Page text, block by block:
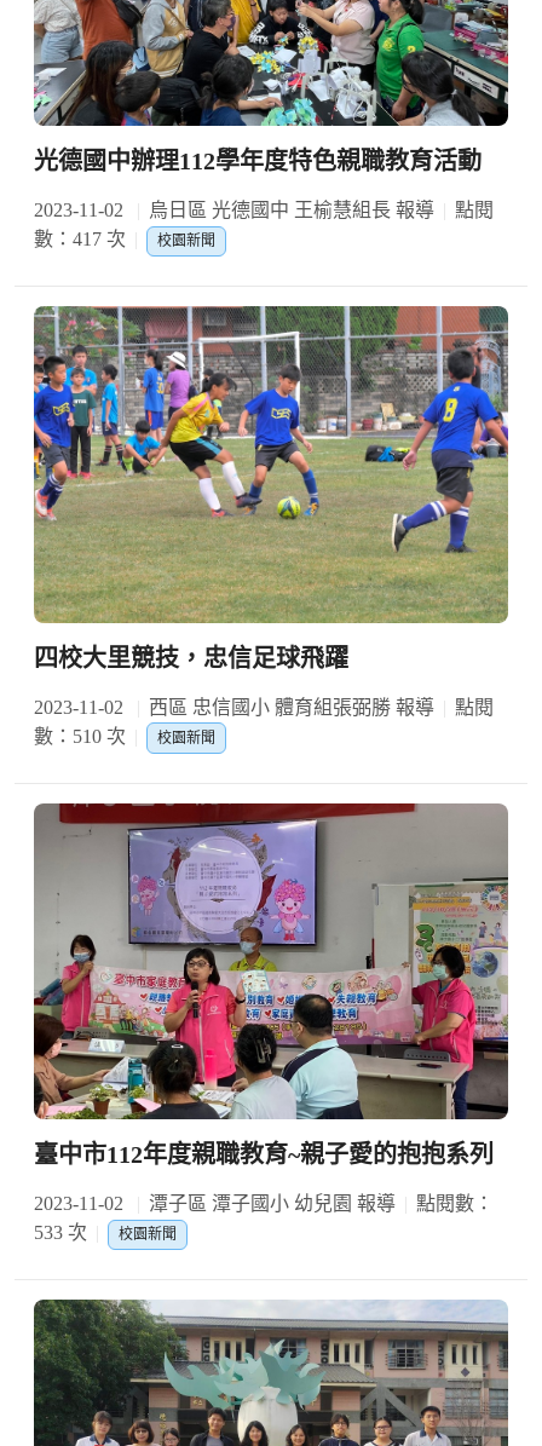
光德國中辦理112學年度特色親職教育活動
2023-11-02 烏日區 光德國中 王榆慧組長 報導
點閱
數：417 次
校園新聞
四校大里競技，忠信足球飛躍
2023-11-02 西區 忠信國小 體育組張弼勝 報導
點閱
數：510 次
校園新聞
臺中市112年度親職教育~親子愛的抱抱系列
2023-11-02 潭子區 潭子國小 幼兒園 報導
點閱數：
533 次
校園新聞